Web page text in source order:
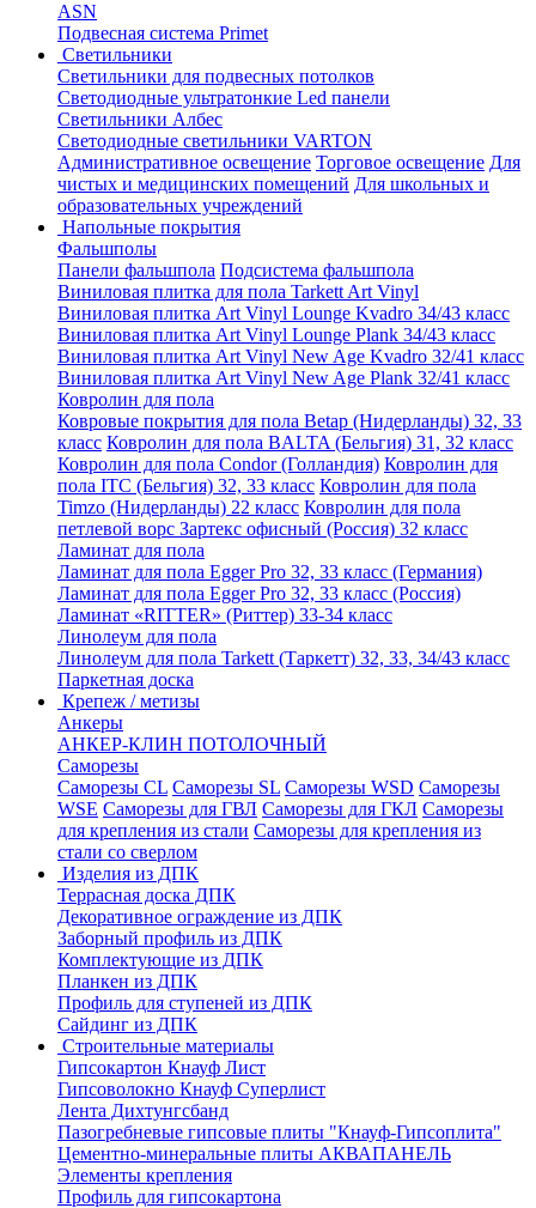
АSN
Подвесная система Primet
Светильники
Светильники для подвесных потолков
Светодиодные ультратонкие Led панели
Светильники Албес
Светодиодные светильники VARTON
Административное освещение Торговое освещение Для
чистых и медицинских помещений Для школьных и
образовательных учреждений
Напольные покрытия
Фальшполы
Панели фальшпола Подсистема фальшпола
Виниловая плитка для пола Tarkett Art Vinyl
Виниловая плитка Art Vinyl Lounge Kvadro 34/43 класс
Виниловая плитка Art Vinyl Lounge Plank 34/43 класс
Виниловая плитка Art Vinyl New Age Kvadro 32/41 класс
Виниловая плитка Art Vinyl New Age Plank 32/41 класс
Ковролин для пола
Ковровые покрытия для пола Betap (Нидерланды) 32, 33
класс Ковролин для пола BALTA (Бельгия) 31, 32 класс
Ковролин для пола Condor (Голландия) Ковролин для
пола ITC (Бельгия) 32, 33 класс Ковролин для пола
Timzo (Нидерланды) 22 класс Ковролин для пола
петлевой ворс Зартекс офисный (Россия) 32 класс
Ламинат для пола
Ламинат для пола Egger Pro 32, 33 класс (Германия)
Ламинат для пола Egger Pro 32, 33 класс (Россия)
Ламинат «RITTER» (Риттер) 33-34 класс
Линолеум для пола
Линолеум для пола Tarkett (Таркетт) 32, 33, 34/43 класс
Паркетная доска
Крепеж / метизы
Анкеры
АНКЕР-КЛИН ПОТОЛОЧНЫЙ
Саморезы
Саморезы CL Саморезы SL Саморезы WSD Саморезы
WSE Саморезы для ГВЛ Саморезы для ГКЛ Саморезы
для крепления из стали Саморезы для крепления из
стали со сверлом
Изделия из ДПК
Террасная доска ДПК
Декоративное ограждение из ДПК
Заборный профиль из ДПК
Комплектующие из ДПК
Планкен из ДПК
Профиль для ступеней из ДПК
Сайдинг из ДПК
Строительные материалы
Гипсокартон Кнауф Лист
Гипсоволокно Кнауф Суперлист
Лента Дихтунгсбанд
Пазогребневые гипсовые плиты "Кнауф-Гипсоплита"
Цементно-минеральные плиты АКВАПАНЕЛЬ
Элементы крепления
Профиль для гипсокартона